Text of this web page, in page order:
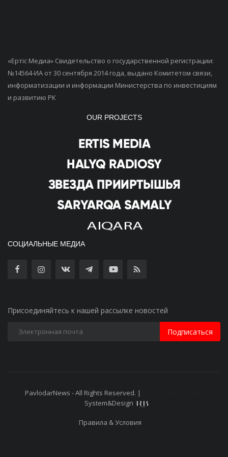
«Ертiс Медиа» Свидетельство о государственной регистрации:
№14564-ИА от 30 сентября 2014 года, выдано Комитетом связи,
информатизации и информации Министерства по инвестициям
и развитию РК
OUR PROJECTS
СОЦИАЛЬНЫЕ МЕДИА
Присоединяйтесь к нашей рассылке новостей
Подписаться
PavlodarNews - All Rights Reserved. |
System&Design
Правила & Условия